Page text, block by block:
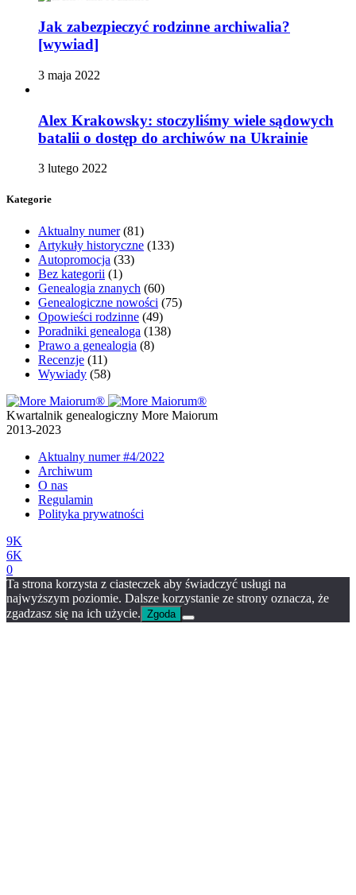
Jak zabezpieczyć rodzinne archiwalia?
[wywiad]
3 maja 2022
Alex Krakowsky: stoczyliśmy wiele sądowych
batalii o dostęp do archiwów na Ukrainie
3 lutego 2022
Kategorie
Aktualny numer(81)
Artykuły historyczne (133)
Autopromocja (33)
Bez kategorii (1)
Genealogia znanych (60)
Genealogiczne nowości (75)
Opowieści rodzinne (49)
Poradniki genealoga (138)
Prawo a genealogia (8)
Recenzje (11)
Wywiady (58)
Kwartalnik genealogiczny More Maiorum
2013-2023
Aktualny numer#4/2022
Archiwum
O nas
Regulamin
Polityka prywatności
9K
6K
0
Ta strona korzysta z ciasteczek aby świadczyć usługi na
najwyższym poziomie. Dalsze korzystanie ze strony oznacza, że
zgadzasz się na ich użycie. Zgoda